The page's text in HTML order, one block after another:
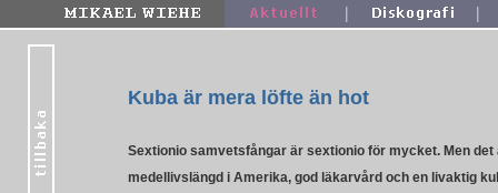
| |
Kuba är mera löfte än hot
Sextionio samvetsfångar är sextionio för mycket. Men
medellivslängd i Amerika, god läkarvård och en livaktig